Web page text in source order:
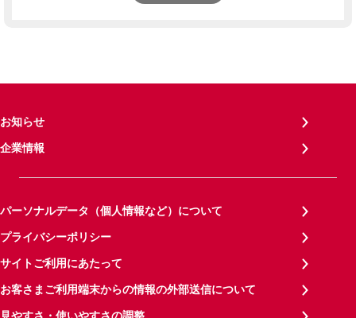
お知らせ
企業情報
パーソナルデータ（個人情報など）について
プライバシーポリシー
サイトご利用にあたって
お客さまご利用端末からの情報の外部送信について